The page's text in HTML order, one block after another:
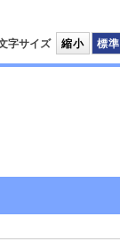
字サイズ 縮小 標準